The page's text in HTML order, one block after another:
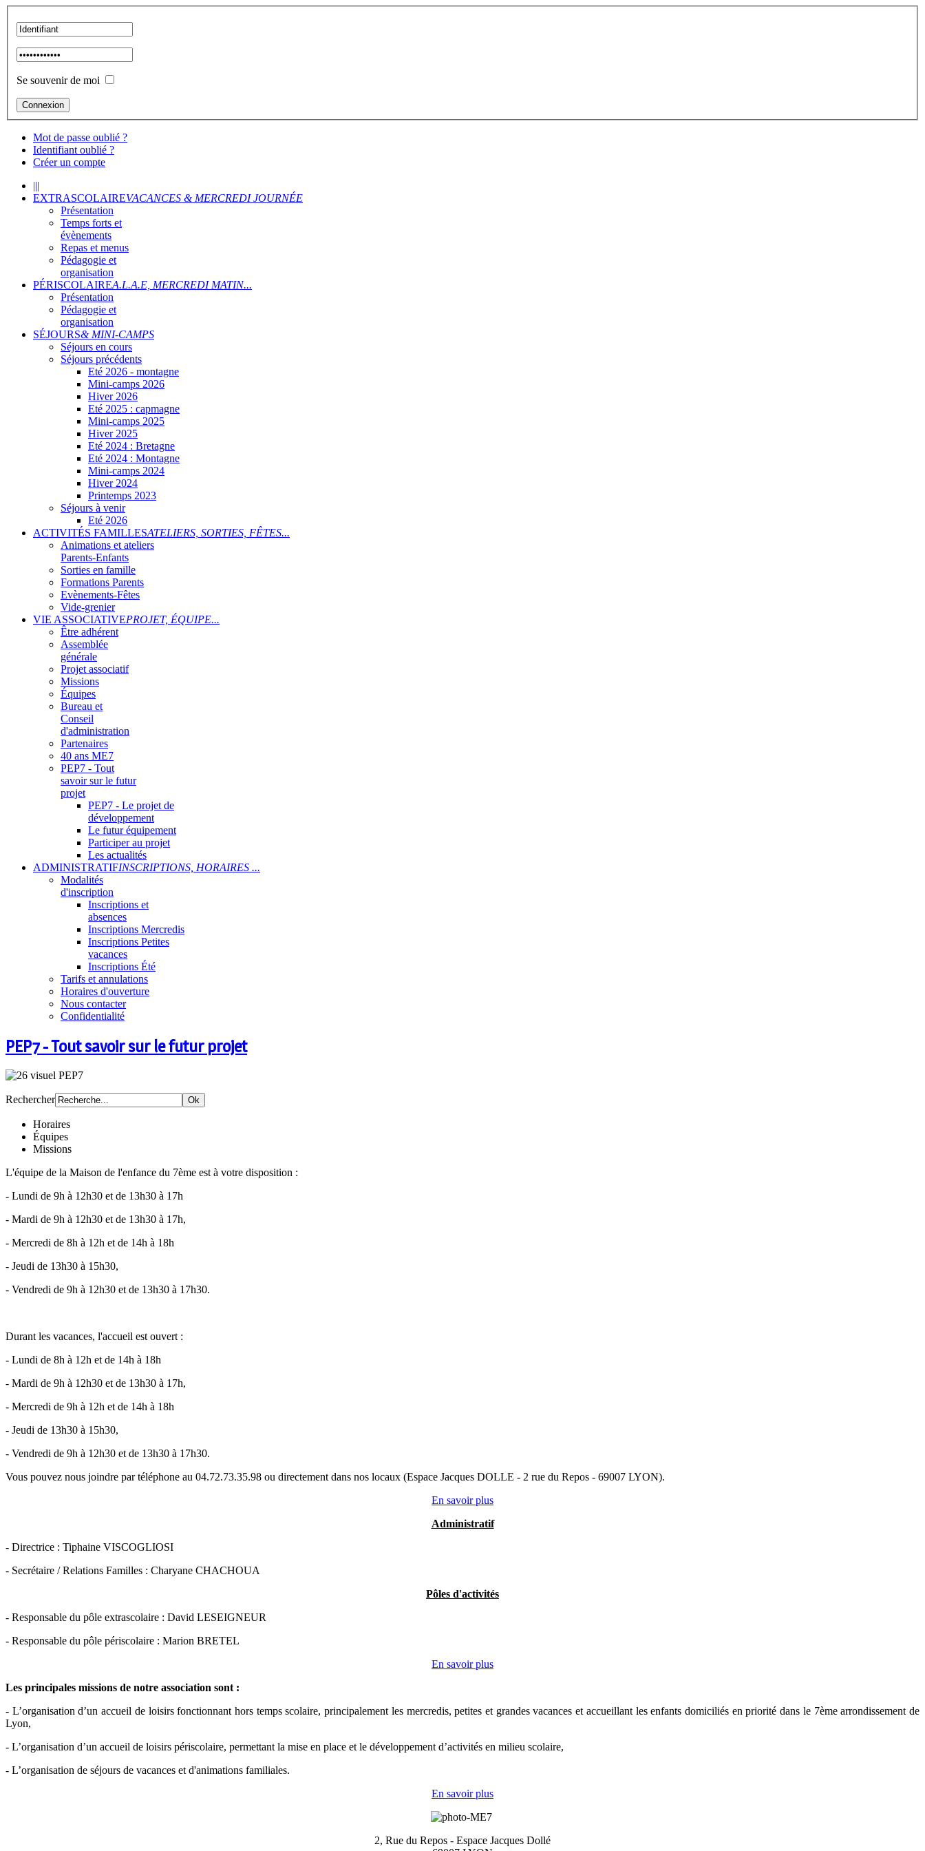
Se souvenir de moi
Mot de passe oublié ?
Identifiant oublié ?
Créer un compte
|||
EXTRASCOLAIREVACANCES & MERCREDI JOURNÉE
Présentation
Temps forts et
évènements
Repas et menus
Pédagogie et
organisation
PÉRISCOLAIREA.L.A.E, MERCREDI MATIN...
Présentation
Pédagogie et
organisation
SÉJOURS& MINI-CAMPS
Séjours en cours
Séjours précédents
Eté 2026 - montagne
Mini-camps 2026
Hiver 2026
Eté 2025 : capmagne
Mini-camps 2025
Hiver 2025
Eté 2024 : Bretagne
Eté 2024 : Montagne
Mini-camps 2024
Hiver 2024
Printemps 2023
Séjours à venir
Eté 2026
ACTIVITÉS FAMILLESATELIERS, SORTIES, FÊTES...
Animations et ateliers
Parents-Enfants
Sorties en famille
Formations Parents
Evènements-Fêtes
Vide-grenier
VIE ASSOCIATIVEPROJET, ÉQUIPE...
Être adhérent
Assemblée
générale
Projet associatif
Missions
Équipes
Bureau et
Conseil
d'administration
Partenaires
40 ans ME7
PEP7 - Tout
savoir sur le futur
projet
PEP7 - Le projet de
développement
Le futur équipement
Participer au projet
Les actualités
ADMINISTRATIFINSCRIPTIONS, HORAIRES ...
Modalités
d'inscription
Inscriptions et
absences
Inscriptions Mercredis
Inscriptions Petites
vacances
Inscriptions Été
Tarifs et annulations
Horaires d'ouverture
Nous contacter
Confidentialité
PEP7 - Tout savoir sur le futur projet
Rechercher
Horaires
Équipes
Missions
L'équipe de la Maison de l'enfance du 7ème est à votre disposition :
- Lundi de 9h à 12h30 et de 13h30 à 17h
- Mardi de 9h à 12h30 et de 13h30 à 17h,
- Mercredi de 8h à 12h et de 14h à 18h
- Jeudi de 13h30 à 15h30,
- Vendredi de 9h à 12h30 et de 13h30 à 17h30.
Durant les vacances, l'accueil est ouvert :
- Lundi de 8h à 12h et de 14h à 18h
- Mardi de 9h à 12h30 et de 13h30 à 17h,
- Mercredi de 9h à 12h et de 14h à 18h
- Jeudi de 13h30 à 15h30,
- Vendredi de 9h à 12h30 et de 13h30 à 17h30.
Vous pouvez nous joindre par téléphone au 04.72.73.35.98 ou directement dans nos locaux (Espace Jacques DOLLE - 2 rue du Repos - 69007 LYON).
En savoir plus
Administratif
- Directrice : Tiphaine VISCOGLIOSI
- Secrétaire / Relations Familles : Charyane CHACHOUA
Pôles d'activités
- Responsable du pôle extrascolaire : David LESEIGNEUR
- Responsable du pôle périscolaire : Marion BRETEL
En savoir plus
Les principales missions de notre association sont:
- L’organisation d’un accueil de loisirs fonctionnant hors temps scolaire, principalement les mercredis, petites et grandes vacances et accueillant les enfants domiciliés en priorité dans le 7ème arrondissement de
Lyon,
- L’organisation d’un accueil de loisirs périscolaire, permettant la mise en place et le développement d’activités en milieu scolaire,
- L’organisation de séjours de vacances et d'animations familiales.
En savoir plus
2, Rue du Repos - Espace Jacques Dollé